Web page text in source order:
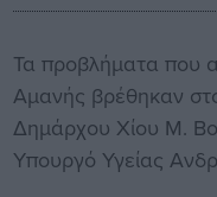
Τα προβλήματα που
Αμανής βρέθηκαν
Δημάρχου Χίου Μ.
Υπουργό Υγείας